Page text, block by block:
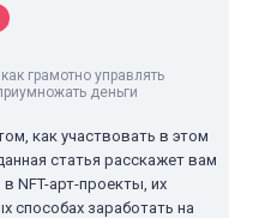
грамотно управлять
деньги
как участвовать в этом
статья расскажет вам
NFT-арт-проекты, их
способах заработать на